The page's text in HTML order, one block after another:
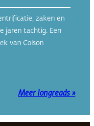
zaken en
jaren tachtig. Een
van Colson
Meer longreads »